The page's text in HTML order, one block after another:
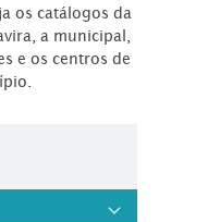
os catálogos da
a municipal,
e os centros de